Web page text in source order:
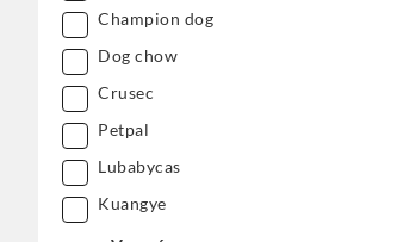
Champion dog
Dog chow
Crusec
Petpal
Lubabycas
Kuangye